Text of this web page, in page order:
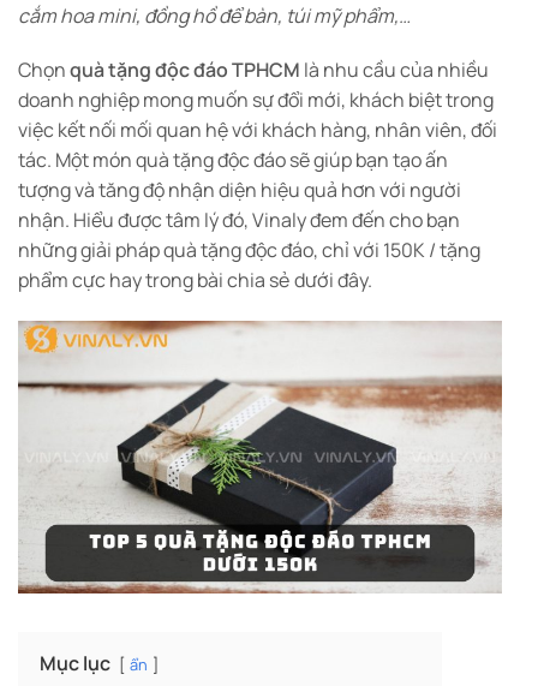
cắm hoa mini, đồng hồ để bàn, túi mỹ phẩm,…
Chọnquà tặng độc đáo TPHCM là nhu cầu của nhiều
doanh nghiệp mong muốn sự đổi mới, khách biệt trong
việc kết nối mối quan hệ với khách hàng, nhân viên, đối
tác. Một món quà tặng độc đáo sẽ giúp bạn tạo ấn
tượng và tăng độ nhận diện hiệu quả hơn với người
nhận. Hiểu được tâm lý đó, Vinaly đem đến cho bạn
những giải pháp quà tặng độc đáo, chỉ với 150K / tặng
phẩm cực hay trong bài chia sẻ dưới đây.
Mục lục ẩn